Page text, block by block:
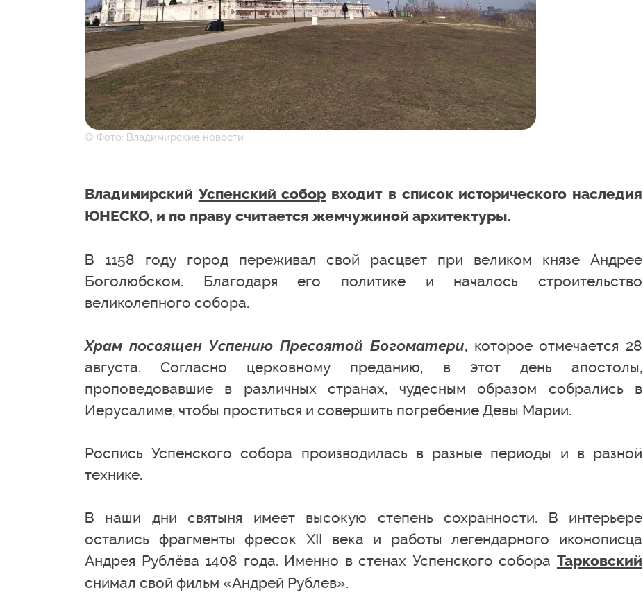
© Фото: Владимирские новости
Владимирский Успенский собор входит в список исторического наследия
ЮНЕСКО, и по праву считается жемчужиной архитектуры.
В 1158 году город переживал свой расцвет при великом князе Андрее
Боголюбском. Благодаря его политике и началось строительство
великолепного собора.
Храм посвящен Успению Пресвятой Богоматери, которое отмечается 28
августа. Согласно церковному преданию, в этот день апостолы,
проповедовавшие в различных странах, чудесным образом собрались в
Иерусалиме, чтобы проститься и совершить погребение Девы Марии.
Роспись Успенского собора производилась в разные периоды и в разной
технике.
В наши дни святыня имеет высокую степень сохранности. В интерьере
остались фрагменты фресок XII века и работы легендарного иконописца
Андрея Рублёва 1408 года. Именно в стенах Успенского собора Тарковский
снимал свой фильм «Андрей Рублев».